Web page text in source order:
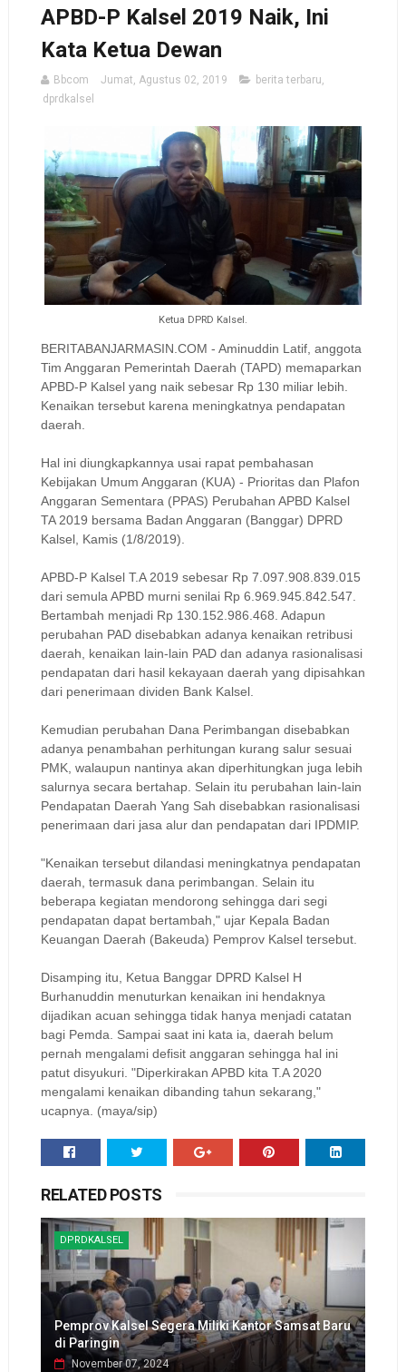
APBD-P Kalsel 2019 Naik, Ini
Kata Ketua Dewan
Bbcom Jumat, Agustus 02, 2019 berita terbaru,
dprdkalsel
Ketua DPRD Kalsel.
BERITABANJARMASIN.COM - Aminuddin Latif, anggota
Tim Anggaran Pemerintah Daerah (TAPD) memaparkan
APBD-P Kalsel yang naik sebesar Rp 130 miliar lebih.
Kenaikan tersebut karena meningkatnya pendapatan
daerah.
Hal ini diungkapkannya usai rapat pembahasan
Kebijakan Umum Anggaran (KUA) - Prioritas dan Plafon
Anggaran Sementara (PPAS) Perubahan APBD Kalsel
TA 2019 bersama Badan Anggaran (Banggar) DPRD
Kalsel, Kamis (1/8/2019).
APBD-P Kalsel T.A 2019 sebesar Rp 7.097.908.839.015
dari semula APBD murni senilai Rp 6.969.945.842.547.
Bertambah menjadi Rp 130.152.986.468. Adapun
perubahan PAD disebabkan adanya kenaikan retribusi
daerah, kenaikan lain-lain PAD dan adanya rasionalisasi
pendapatan dari hasil kekayaan daerah yang dipisahkan
dari penerimaan dividen Bank Kalsel.
Kemudian perubahan Dana Perimbangan disebabkan
adanya penambahan perhitungan kurang salur sesuai
PMK, walaupun nantinya akan diperhitungkan juga lebih
salurnya secara bertahap. Selain itu perubahan lain-lain
Pendapatan Daerah Yang Sah disebabkan rasionalisasi
penerimaan dari jasa alur dan pendapatan dari IPDMIP.
"Kenaikan tersebut dilandasi meningkatnya pendapatan
daerah, termasuk dana perimbangan. Selain itu
beberapa kegiatan mendorong sehingga dari segi
pendapatan dapat bertambah," ujar Kepala Badan
Keuangan Daerah (Bakeuda) Pemprov Kalsel tersebut.
Disamping itu, Ketua Banggar DPRD Kalsel H
Burhanuddin menuturkan kenaikan ini hendaknya
dijadikan acuan sehingga tidak hanya menjadi catatan
bagi Pemda. Sampai saat ini kata ia, daerah belum
pernah mengalami defisit anggaran sehingga hal ini
patut disyukuri. "Diperkirakan APBD kita T.A 2020
mengalami kenaikan dibanding tahun sekarang,"
ucapnya. (maya/sip)
RELATED POSTS
DPRDKALSEL
Pemprov Kalsel Segera Miliki Kantor Samsat Baru
di Paringin
November 07, 2024